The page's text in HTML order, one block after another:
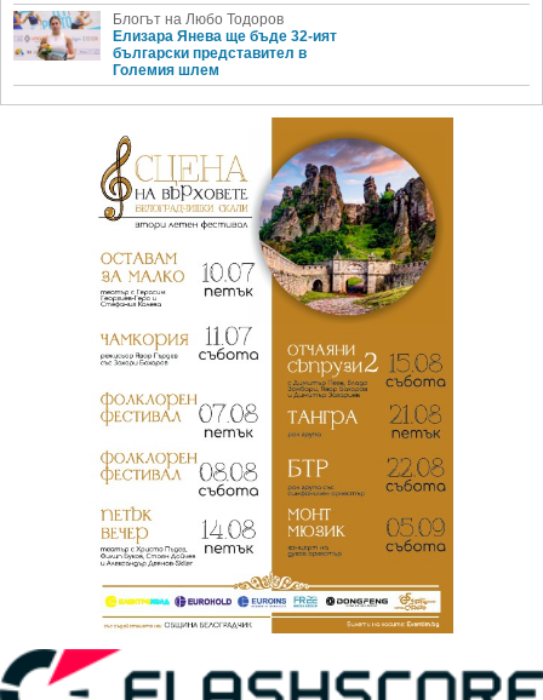
Блогът на Любо Тодоров
Елизара Янева ще бъде 32-ият
български представител в
Големия шлем